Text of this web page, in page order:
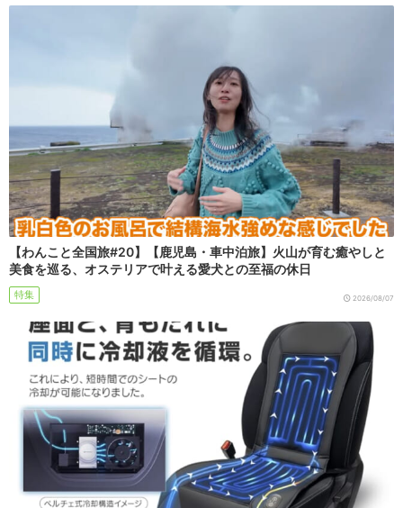
【わんこと全国旅#20】【鹿児島・車中泊旅】火山が育む癒やしと
美食を巡る、オステリアで叶える愛犬との至福の休日
特集 2026/08/07